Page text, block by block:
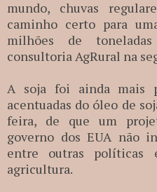
mundo, chuvas
caminho certo para
milhões de
consultoria AgRural na
A soja foi ainda mais
acentuadas do óleo de
feira, de que um
governo dos EUA não
entre outras políticas
agricultura.